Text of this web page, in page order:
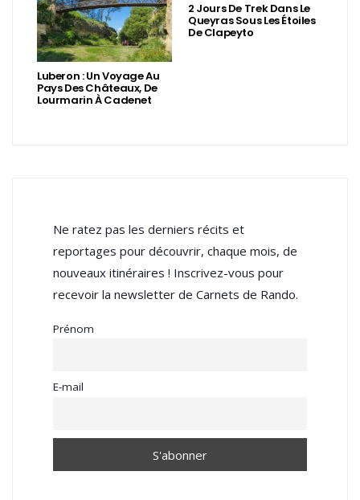
Luberon : Un Voyage Au
Pays Des Châteaux, De
Lourmarin À Cadenet
2 Jours De Trek Dans Le
Queyras Sous Les Étoiles
De Clapeyto
Ne ratez pas les derniers récits et
reportages pour découvrir, chaque mois, de
nouveaux itinéraires ! Inscrivez-vous pour
recevoir la newsletter de Carnets de Rando.
Prénom
E-mail